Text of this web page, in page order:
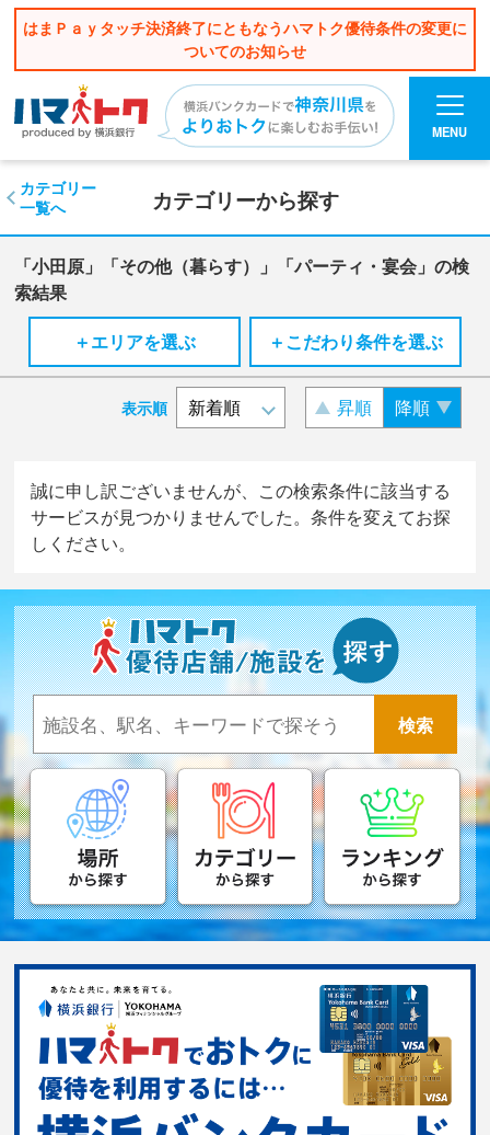
はまＰａｙタッチ決済終了にともなうハマトク優待条件の変更に
ついてのお知らせ
MENU
カテゴリーから探す
カテゴリー
一覧へ
「小田原」「その他（暮らす）」「パーティ・宴会」の検
索結果
＋エリアを選ぶ
＋こだわり条件を選ぶ
表示順 昇順 降順
誠に申し訳ございませんが、この検索条件に該当する
サービスが見つかりませんでした。条件を変えてお探
しください。